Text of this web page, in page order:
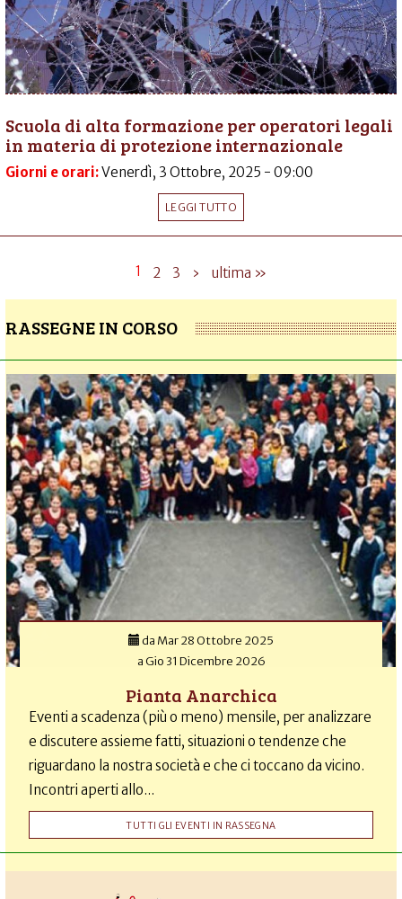
Scuola di alta formazione per operatori legali
in materia di protezione internazionale
Giorni e orari:Venerdì, 3 Ottobre, 2025 - 09:00
LEGGI TUTTO
1 2 3 › ultima »
RASSEGNE IN CORSO
da Mar 28 Ottobre 2025
aGio 31 Dicembre 2026
Pianta Anarchica
Eventi a scadenza (più o meno) mensile, per analizzare
e discutere assieme fatti, situazioni o tendenze che
riguardano la nostra società e che ci toccano da vicino.
Incontri aperti allo...
TUTTI GLI EVENTI IN RASSEGNA